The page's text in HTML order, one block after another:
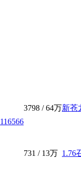
3798 /64万新苍
731 / 13万 1.76